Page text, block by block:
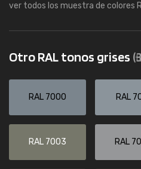
ver todos los muestra de colores
Otro RAL tonos grises
RAL 7000 RAL
RAL 7003 RAL